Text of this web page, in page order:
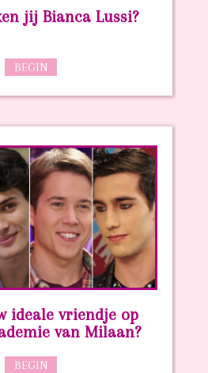
jij Bianca Lussi?
BEGIN
ideale vriendje op
van Milaan?
BEGIN